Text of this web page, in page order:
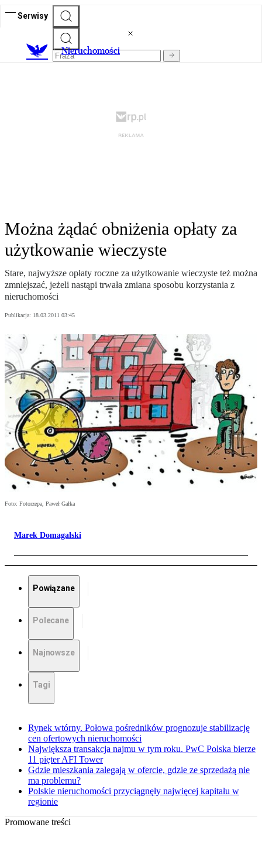
Serwisy
Nieruchomości
Można żądać obniżenia opłaty za
użytkowanie wieczyste
Stare, najwyższe opłaty roczne za użytkowanie wieczyste też można
zmniejszać, jeżeli nastąpi trwała zmiana sposobu korzystania z
nieruchomości
Publikacja: 18.03.2011 03:45
Foto: Fotorzepa, Paweł Gałka
Marek Domagalski
Powiązane
Polecane
Najnowsze
Tagi
Rynek wtórny. Połowa pośredników prognozuje stabilizację
cen ofertowych nieruchomości
Największa transakcja najmu w tym roku. PwC Polska bierze
11 pięter AFI Tower
Gdzie mieszkania zalegają w ofercie, gdzie ze sprzedażą nie
ma problemu?
Polskie nieruchomości przyciągnęły najwięcej kapitału w
regionie
Promowane treści